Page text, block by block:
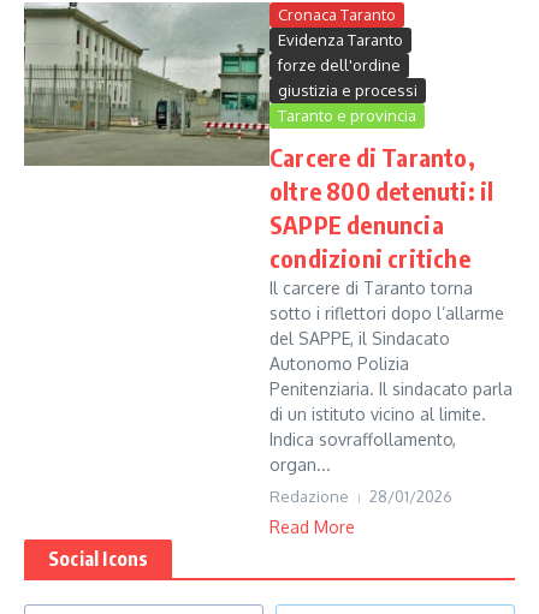
Cronaca Taranto
Evidenza Taranto
forze dell'ordine
giustizia e processi
Taranto e provincia
Carcere di Taranto,
oltre 800 detenuti: il
SAPPE denuncia
condizioni critiche
Il carcere di Taranto torna
sotto i riflettori dopo l’allarme
del SAPPE, il Sindacato
Autonomo Polizia
Penitenziaria. Il sindacato parla
di un istituto vicino al limite.
Indica sovraffollamento,
organ...
Redazione 28/01/2026
Read More
Social Icons